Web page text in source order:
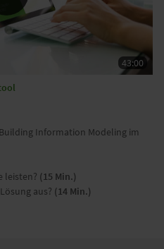
Information Modeling im
leisten? (15 Min.)
aus? (14 Min.)